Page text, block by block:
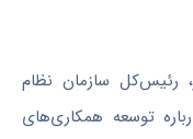
رئیس‌کل سازمان نظام
توسعه همکاری‌های